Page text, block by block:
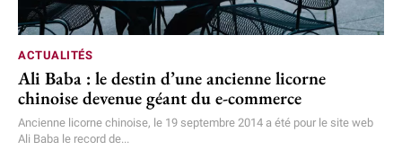
ACTUALITÉS
Ali Baba : le destin d’une ancienne licorne
chinoise devenue géant du e-commerce
Ancienne licorne chinoise, le 19 septembre 2014 a été pour le site web
Ali Baba le record de...